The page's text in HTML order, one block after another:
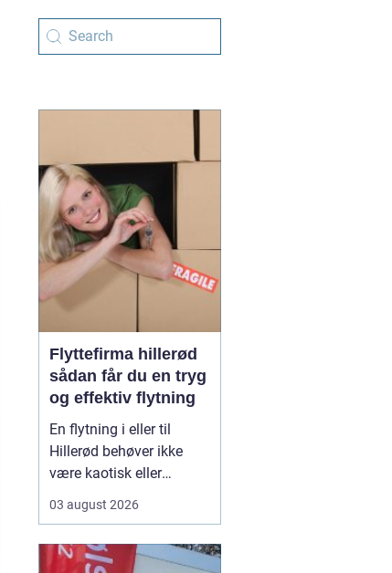
Flyttefirma hillerød
sådan får du en tryg
og effektiv flytning
En flytning i eller til
Hillerød behøver ikke
være kaotisk eller
rette planlægning og et
Hillerød kan
du spare
03 august 2026